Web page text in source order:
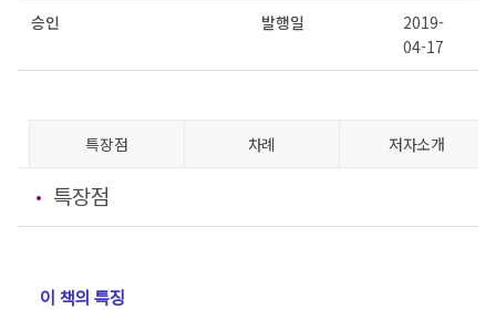
승인 발행일
2019-
04-17
특장점 차례 저자소개
특장점
이 책의 특징